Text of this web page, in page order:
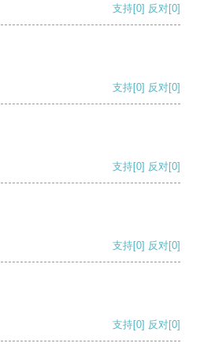
支持[0] 反对[0]
支持[0] 反对[0]
支持[0] 反对[0]
支持[0] 反对[0]
支持[0] 反对[0]